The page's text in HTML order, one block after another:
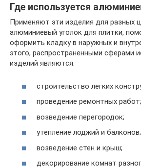
Где используется
Применяют эти изделия для разных
алюминиевый уголок для плитки,
оформить кладку в наружных и
этого, распространенными сферами
изделий являются:
строительство легких
проведение ремонтных работ;
возведение перегородок;
утепление лоджий и балконов;
возведение стен и крыш;
декорирование комнат